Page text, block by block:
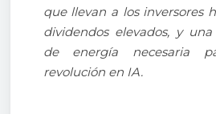
que llevan a los inversores
dividendos elevados, y
de energía necesaria
revolución en IA.